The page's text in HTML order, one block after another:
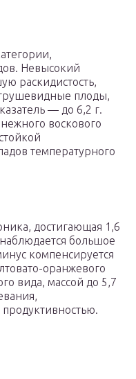
Невысокий
раскидистость,
плоды,
— до 6,2 г.
воскового
температурного
достигающая 1,6
большое
компенсируется
оранжевого
вида, массой до 5,7